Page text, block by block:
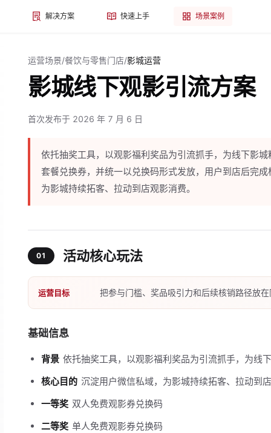
解决方案 快速上手 场景案例
运营场景/餐饮与零售门店/影城运营
影城线下观影引流方案
首次发布于 2026 年 7 月 6 日
依托抽奖工具，以观影福利奖品为引流抓手，为线下影
套餐兑换券，并统一以兑换码形式发放，用户到店后完
为影城持续拓客、拉动到店观影消费。
01 活动核心玩法
运营目标 把参与门槛、奖品吸引力和后续核销路径放
基础信息
背景 依托抽奖工具，以观影福利奖品为引流抓手，为线
核心目的 沉淀用户微信私域，为影城持续拓客、拉动到
一等奖 双人免费观影券兑换码
二等奖 单人免费观影券兑换码